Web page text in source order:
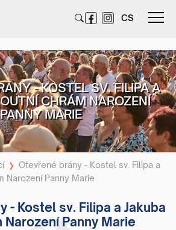
CS
- KOSTEL SV. FILIPA A
CHRÁM NAROZENÍ
PANNY MARIE
❯
Otevřené brány - Kostel sv. Filipa a
Narození Panny Marie
- Kostel sv. Filipa a Jakuba
Narození Panny Marie